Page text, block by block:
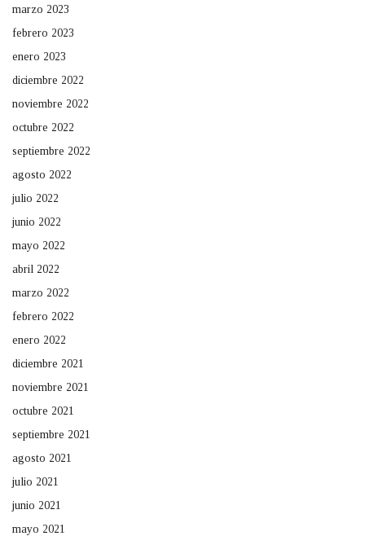
marzo 2023
febrero 2023
enero 2023
diciembre 2022
noviembre 2022
octubre 2022
septiembre 2022
agosto 2022
julio 2022
junio 2022
mayo 2022
abril 2022
marzo 2022
febrero 2022
enero 2022
diciembre 2021
noviembre 2021
octubre 2021
septiembre 2021
agosto 2021
julio 2021
junio 2021
mayo 2021